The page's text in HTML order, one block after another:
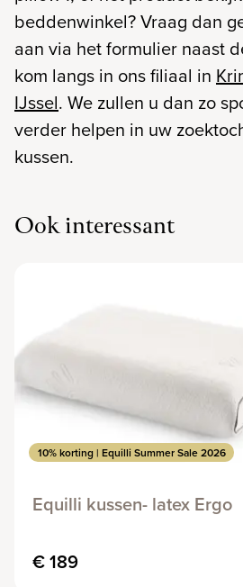
beddenwinkel? Vraag dan
aan via het formulier naast
kom langs in ons filiaal in
IJssel. We zullen u dan zo
verder helpen in uw
kussen.
Ook interessant
10% korting | Equilli Summer Sale 2026
Equilli kussen- latex Ergo
€ 189